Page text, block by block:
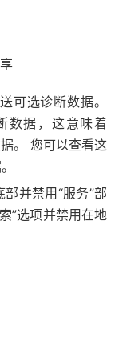
可选诊断数据。
数据，这意味着
。 您可以查看这
并禁用“服务”部
”选项并禁用在地